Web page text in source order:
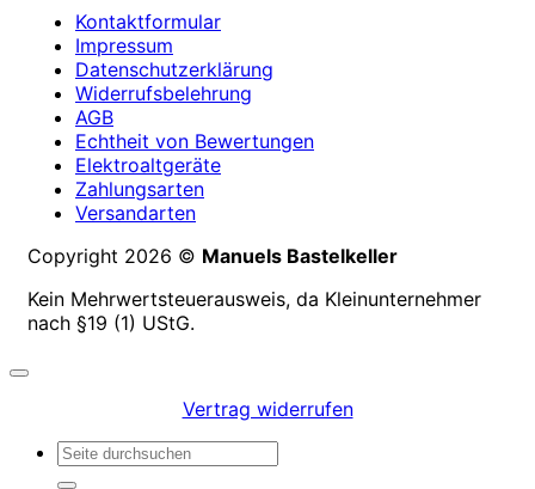
Kontaktformular
Impressum
Datenschutzerklärung
Widerrufsbelehrung
AGB
Echtheit von Bewertungen
Elektroaltgeräte
Zahlungsarten
Versandarten
Copyright 2026 © Manuels Bastelkeller
Kein Mehrwertsteuerausweis, da Kleinunternehmer
nach §19 (1) UStG.
Vertrag widerrufen
Suchen